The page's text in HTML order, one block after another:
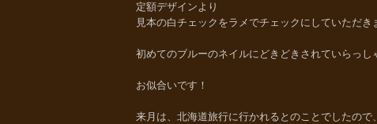
定額デザインより
見本の白チェックをラメでチェックにしていただき
初めてのブルーのネイルにどきどきされていらっ
お似合いです！
来月は、北海道旅行に行かれるとのことでしたの